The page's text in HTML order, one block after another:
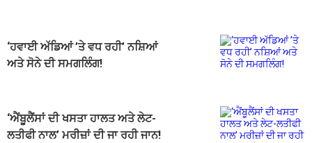
‘ਹਵਾਈ ਅੱਡਿਆਂ ’ਤੇ ਵਧ ਰਹੀ’ ਨਸ਼ਿਆਂ
ਅਤੇ ਸੋਨੇ ਦੀ ਸਮਗਲਿੰਗ!
‘ਐਂਬੂਲੈਂਸਾਂ ਦੀ ਖਸਤਾ ਹਾਲਤ ਅਤੇ ਲੇਟ-
ਲਤੀਫੀ ਨਾਲ’ ਮਰੀਜ਼ਾਂ ਦੀ ਜਾ ਰਹੀ ਜਾਨ!